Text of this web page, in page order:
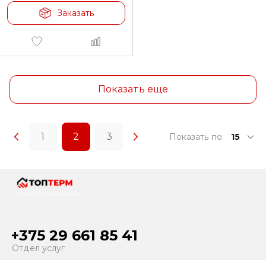
Заказать
Показать еще
1 2 3 Показать по: 15
+375 29 661 85 41
Отдел услуг